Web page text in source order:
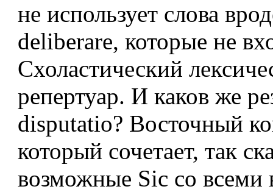
не использует слова
deliberare, которые не
Схоластический
репертуар. И каков же
disputatio? Восточный
который сочетает, так
возможные Sic со